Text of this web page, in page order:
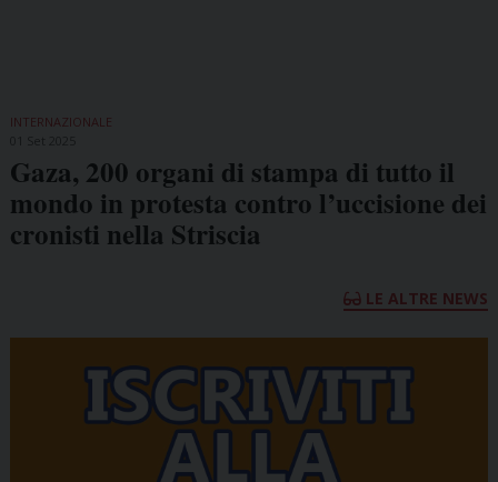
INTERNAZIONALE
Gaza, 200 organi di stampa di tutto il
mondo in protesta contro l’uccisione dei
cronisti nella Striscia
LE ALTRE NEWS